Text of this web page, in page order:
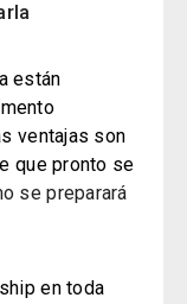
están
ventajas son
que pronto se
se preparará
en toda